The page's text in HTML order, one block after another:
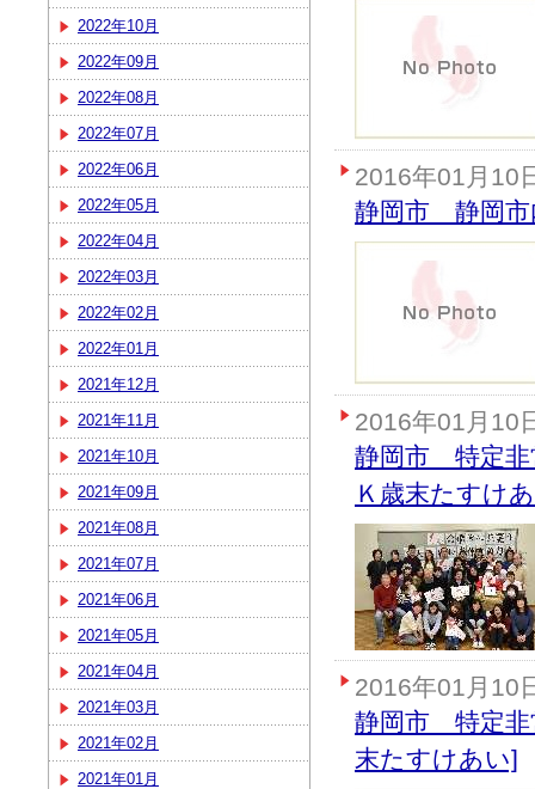
2022年10月
2022年09月
2022年08月
2022年07月
2022年06月
2022年05月
2022年04月
2022年03月
2022年02月
2022年01月
2021年12月
2021年11月
2021年10月
2021年09月
2021年08月
2021年07月
2021年06月
2021年05月
2021年04月
2021年03月
2021年02月
2021年01月
2016年01月10
静岡市 静岡市
2016年01月10
静岡市 特定非
Ｋ歳末たすけ
2016年01月10
静岡市 特定非
末たすけあい]